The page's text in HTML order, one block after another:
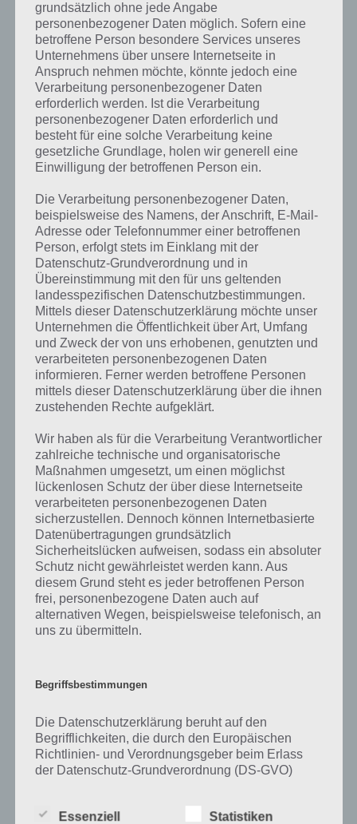
Kurze Begriffserklärung zur Lösung
Latzhose
Latzhose ist die Lösung für das tägliche Rätsel am 26.9.2023 in 4
Bilder 1 Wort, doch welche Bedeutung hat dieses eigentlich und was
gibt es dazu zu wissen? Passt das Wort auch zu Total im Trend? Zu
bestimmten Lösungen präsentieren wir daher auch immer eine
kurze Begriffserklärung!
Zu Latzhose haben wir zunächst keine weiteren Informationen
parat!
Auf WhatsApp teilen Teilen auf Facebook
Tweet auf Twitter
Mehr Artikel hier auf Touchportal
grundsätzlich ohne jede Angabe
personenbezogener Daten möglich. Sofern eine
betroffene Person besondere Services unseres
Unternehmens über unsere Internetseite in
Anspruch nehmen möchte, könnte jedoch eine
Verarbeitung personenbezogener Daten
erforderlich werden. Ist die Verarbeitung
personenbezogener Daten erforderlich und
besteht für eine solche Verarbeitung keine
gesetzliche Grundlage, holen wir generell eine
Einwilligung der betroffenen Person ein.
Die Verarbeitung personenbezogener Daten,
beispielsweise des Namens, der Anschrift, E-Mail-
Adresse oder Telefonnummer einer betroffenen
Person, erfolgt stets im Einklang mit der
Datenschutz-Grundverordnung und in
Übereinstimmung mit den für uns geltenden
landesspezifischen Datenschutzbestimmungen.
Mittels dieser Datenschutzerklärung möchte unser
Unternehmen die Öffentlichkeit über Art, Umfang
und Zweck der von uns erhobenen, genutzten und
verarbeiteten personenbezogenen Daten
informieren. Ferner werden betroffene Personen
mittels dieser Datenschutzerklärung über die ihnen
zustehenden Rechte aufgeklärt.
Wir haben als für die Verarbeitung Verantwortlicher
zahlreiche technische und organisatorische
Maßnahmen umgesetzt, um einen möglichst
lückenlosen Schutz der über diese Internetseite
verarbeiteten personenbezogenen Daten
sicherzustellen. Dennoch können Internetbasierte
Datenübertragungen grundsätzlich
Sicherheitslücken aufweisen, sodass ein absoluter
Schutz nicht gewährleistet werden kann. Aus
diesem Grund steht es jeder betroffenen Person
frei, personenbezogene Daten auch auf
alternativen Wegen, beispielsweise telefonisch, an
uns zu übermitteln.
Begriffsbestimmungen
Die Datenschutzerklärung beruht auf den
Begrifflichkeiten, die durch den Europäischen
Richtlinien- und Verordnungsgeber beim Erlass
der Datenschutz-Grundverordnung (DS-GVO)
unsere Kunden und Geschäftspartner einfach
Essenziell Statistiken